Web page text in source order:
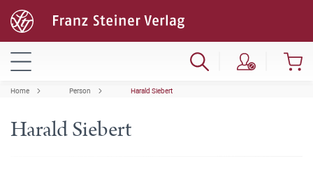
Home Person Harald Siebert
Harald Siebert